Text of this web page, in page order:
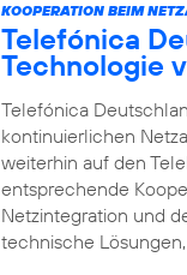
KOOPERATION BEIM
Telefónica
Technologie
Telefónica
kontinuierlichen
weiterhin auf den
entsprechende
Netzintegration und
technische